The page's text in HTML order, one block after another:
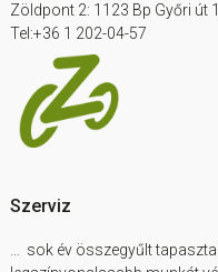
Zöldpont 2: 1123 Bp Győri út 1
Tel:+36 1 202-04-57
Szerviz
… sok év összegyűlt